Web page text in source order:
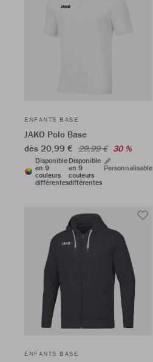
ENFANTS BASE
JAKO Polo Base
dès 20,99 € 29,99 € 30 %
Disponible
en 9
couleurs
différentes
Disponible
en 9
couleurs
différentes
Personnalisable
ENFANTS BASE